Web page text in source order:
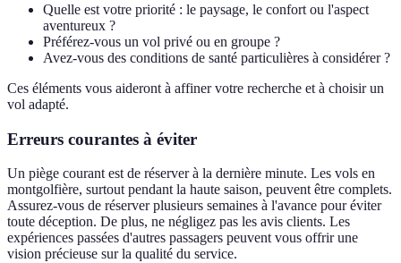
Quelle est votre priorité : le paysage, le confort ou l'aspect
aventureux ?
Préférez-vous un vol privé ou en groupe ?
Avez-vous des conditions de santé particulières à considérer ?
Ces éléments vous aideront à affiner votre recherche et à choisir un
vol adapté.
Erreurs courantes à éviter
Un piège courant est de réserver à la dernière minute. Les vols en
montgolfière, surtout pendant la haute saison, peuvent être complets.
Assurez-vous de réserver plusieurs semaines à l'avance pour éviter
toute déception. De plus, ne négligez pas les avis clients. Les
expériences passées d'autres passagers peuvent vous offrir une
vision précieuse sur la qualité du service.